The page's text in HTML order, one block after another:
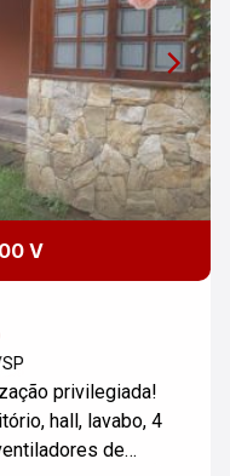
V
privilegiada!
hall, lavabo, 4
de